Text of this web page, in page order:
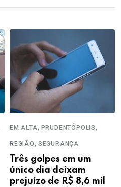
EM ALTA, PRUDENTÓPOLIS,
REGIÃO, SEGURANÇA
Três golpes em um
único dia deixam
prejuízo de R$ 8,6 mil